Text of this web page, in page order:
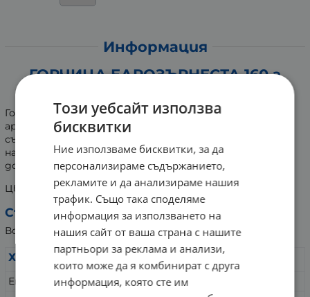
Информация
ГОРЧИЦА ЕДРОЗЪРНЕСТА 160 г
Горчицата е подправка с характерна текстура, мек
аромат и наситено пикантен вкус. Основните
съставки в нея са семената на два вида Синап. За
направата на горчицата те се стриват на прах,
добавя се оцет, сол, вода и олио.
Цветът й е от жълт до кафяв.
Съдържание:
Вода, синапено семе, оцет, сол, захар, подправки
Хранителни стойности: на 100 g:
Енергия
Този уебсайт използва
бисквитки
Ние използваме бисквитки, за да
персонализираме съдържанието,
рекламите и да анализираме нашия
трафик. Също така споделяме
информация за използването на
нашия сайт от ваша страна с нашите
партньори за реклама и анализи,
които може да я комбинират с друга
информация, която сте им